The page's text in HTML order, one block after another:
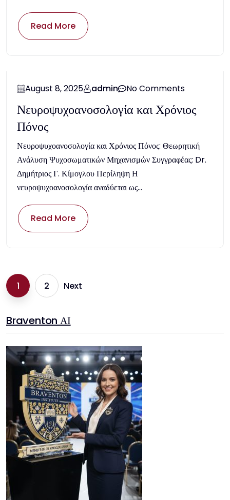
Read More
August 8, 2025 admin No Comments
Νευροψυχοανοσολογία και Χρόνιος
Πόνος
Νευροψυχοανοσολογία και Χρόνιος Πόνος: Θεωρητική
Ανάλυση Ψυχοσωματικών Μηχανισμών Συγγραφέας: Dr.
Δημήτριος Γ. Κίμογλου Περίληψη Η
νευροψυχοανοσολογία αναδύεται ως...
Read More
1 2 Next
Braventon ΑΙ